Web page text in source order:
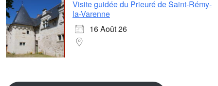
Visite guidée du Prieuré de Saint-Rémy-
la-Varenne
16 Août 26